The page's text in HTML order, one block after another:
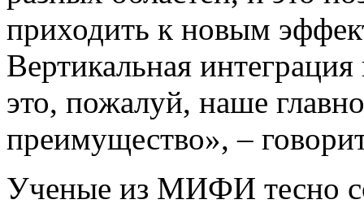
приходить к новым
Вертикальная
это, пожалуй, наше
преимущество», –
Ученые из МИФИ тесно